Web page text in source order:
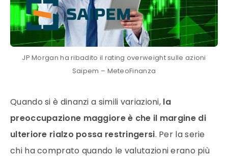
JP Morgan ha ribadito il rating overweight sulle azioni
Saipem – MeteoFinanza
Quando si è dinanzi a simili variazioni, la
preoccupazione maggiore è che il margine di
ulteriore rialzo possa restringersi. Per la serie
chi ha comprato quando le valutazioni erano più